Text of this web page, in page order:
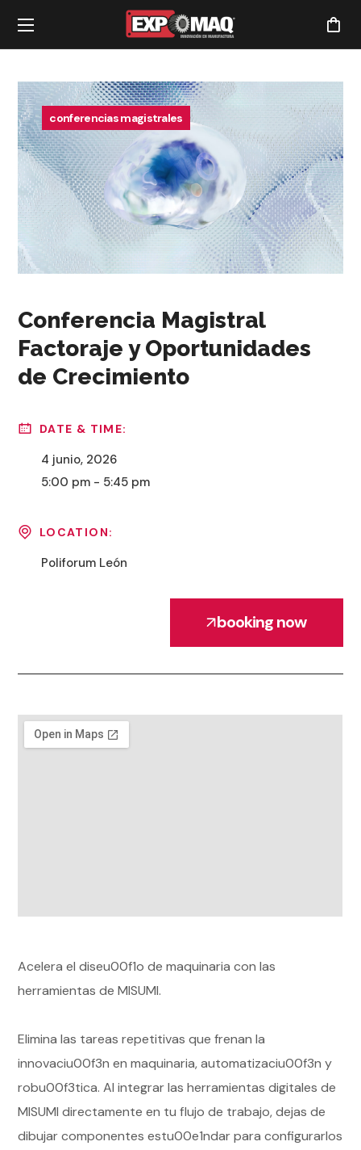
conferencias magistrales
Conferencia Magistral
Factoraje y Oportunidades
de Crecimiento
DATE & TIME:
4 junio, 2026
5:00 pm - 5:45 pm
LOCATION:
Poliforum León
booking now
Acelera el diseu00f1o de maquinaria con las
herramientas de MISUMI.
Elimina las tareas repetitivas que frenan la
innovaciu00f3n en maquinaria, automatizaciu00f3n y
robu00f3tica. Al integrar las herramientas digitales de
MISUMI directamente en tu flujo de trabajo, dejas de
dibujar componentes estu00e1ndar para configurarlos